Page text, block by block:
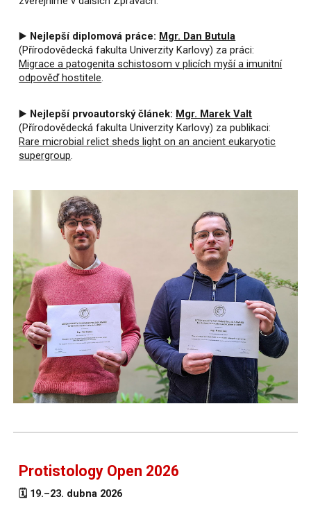
▶️ Nejlepší diplomová práce: Mgr. Dan Butula
(Přírodovědecká fakulta Univerzity Karlovy) za práci:
Migrace a patogenita schistosom v plicích myší a imunitní
odpověď hostitele.
▶️ Nejlepší prvoautorský článek: Mgr. Marek Valt
(Přírodovědecká fakulta Univerzity Karlovy) za publikaci:
Rare microbial relict sheds light on an ancient eukaryotic
supergroup.
Protistology Open 2026
🗓️ 19.–23. dubna 2026